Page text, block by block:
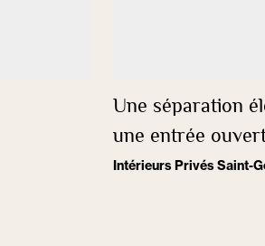
Une séparation
une entrée
Intérieurs Privés Saint-